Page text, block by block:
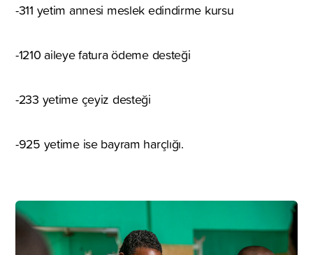
-311 yetim annesi meslek edindirme kursu
-1210 aileye fatura ödeme desteği
-233 yetime çeyiz desteği
-925 yetime ise bayram harçlığı.